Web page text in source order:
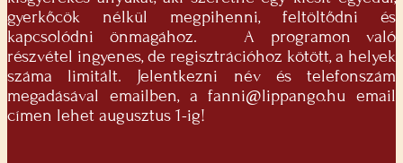
gyerkőcök nélkül megpihenni, feltöltődni és
kapcsolódni önmagához. A programon való
részvétel ingyenes, de regisztrációhoz kötött, a helyek
száma limitált. Jelentkezni név és telefonszám
megadásával emailben, afanni@lippango.hu email
címen lehet augusztus 1-ig!